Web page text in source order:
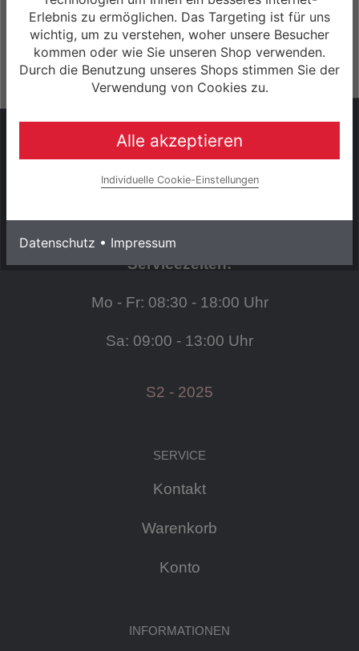
Laufzeit bis zu 60 Monaten
Mehr Informationen
Wir sind gerne persönlich für Sie da!
Servicezeiten:
Mo - Fr: 08:30 - 18:00 Uhr
Sa: 09:00 - 13:00 Uhr
S2 - 2025
SERVICE
Kontakt
Warenkorb
Konto
INFORMATIONEN
Erlebnis zu ermöglichen. Das Targeting ist für uns
wichtig, um zu verstehen, woher unsere Besucher
kommen oder wie Sie unseren Shop verwenden.
Durch die Benutzung unseres Shops stimmen Sie der
Verwendung von Cookies zu.
Alle akzeptieren
Individuelle Cookie-Einstellungen
Datenschutz • Impressum